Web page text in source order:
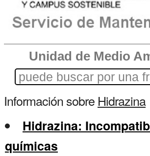
Unidad de Medio
Información sobre Hidrazina
Hidrazina:
químicas